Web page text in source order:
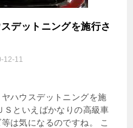
デットニングを施行さ
12-11
ハウスデットニングを施
Ｓといえばかなりの高級車
は気になるのですね。 こ